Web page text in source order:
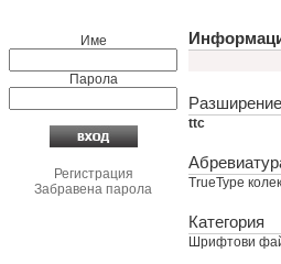
Име
Парола
Регистрация
Забравена парола
Разширение
ttc
TrueType
Категория
Шрифтови